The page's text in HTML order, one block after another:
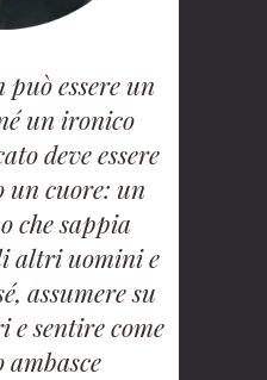
essere un
un ironico
deve essere
cuore: un
che sappia
altri uomini e
assumere su
e sentire come
ambasce